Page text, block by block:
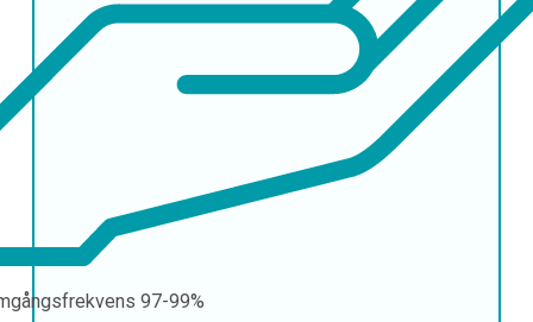
97-99%